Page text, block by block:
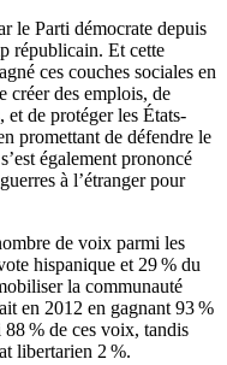
le Parti démocrate depuis
républicain. Et cette
ces couches sociales en
créer des emplois, de
et de protéger les États-
promettant de défendre le
également prononcé
à l’étranger pour
de voix parmi les
hispanique et 29 % du
la communauté
en 2012 en gagnant 93 %
% de ces voix, tandis
libertarien 2 %.